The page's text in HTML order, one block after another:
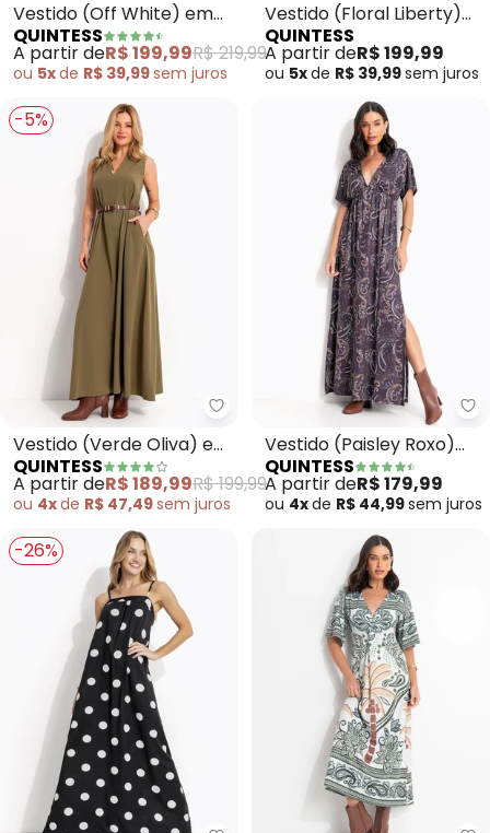
Vestido (Off White) em
Jeans Leve
QUINTESS
A partir deR$ 199,99R$ 219,99
ou 5xde R$ 39,99sem juros
Vestido (Floral Liberty)
em Tule
QUINTESS
A partir deR$ 199,99
ou 5xde R$ 39,99sem juros
-5%
Quintess - Vestido (Verde
Vestido (Verde Oliva) em
Poliéster com Elastano
QUINTESS
A partir deR$ 189,99R$ 199,99
ou 4xde R$ 47,49sem juros
Vestido (Paisley Roxo)
em Malha Fria
QUINTESS
A partir deR$ 179,99
ou 4xde R$ 44,99sem juros
-26%